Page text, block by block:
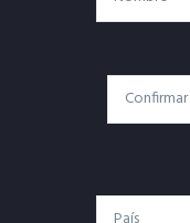
Correo
Correo
País